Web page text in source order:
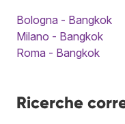
Bologna - Bangkok
Milano - Bangkok
Roma - Bangkok
Ricerche